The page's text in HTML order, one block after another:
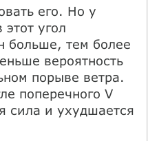
его. Но у
угол
больше, тем более
вероятность
порыве ветра.
поперечного V
сила и ухудшается